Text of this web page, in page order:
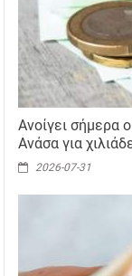
Ανοίγει σήμερα
Ανάσα για
2026-07-31